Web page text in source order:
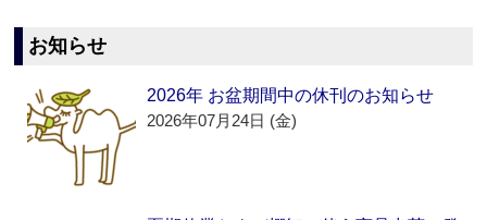
お知らせ
2026年 お盆期間中の休刊のお知らせ
2026年07月24日 (金)